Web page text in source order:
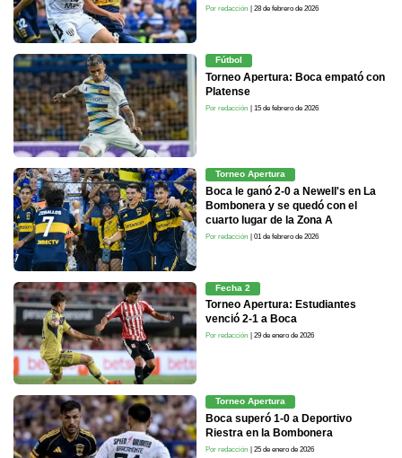
Por redacción | 28 de febrero de 2026
Fútbol
Torneo Apertura: Boca empató con
Platense
Por redacción | 15 de febrero de 2026
Torneo Apertura
Boca le ganó 2-0 a Newell's en La
Bombonera y se quedó con el
cuarto lugar de la Zona A
Por redacción | 01 de febrero de 2026
Fecha 2
Torneo Apertura: Estudiantes
venció 2-1 a Boca
Por redacción | 29 de enero de 2026
Torneo Apertura
Boca superó 1-0 a Deportivo
Riestra en la Bombonera
Por redacción | 25 de enero de 2026